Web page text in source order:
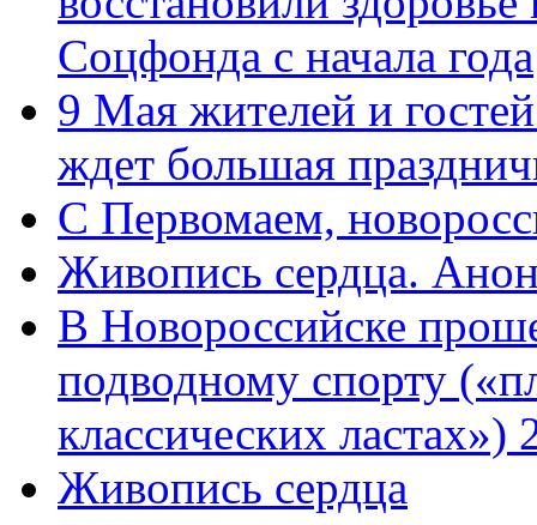
Соцфонда с начала года
9 Мая жителей и
ждет большая
C Первомаем,
Живопись сердца.
В Новороссийске
подводному спорту
классических
Живопись сердца